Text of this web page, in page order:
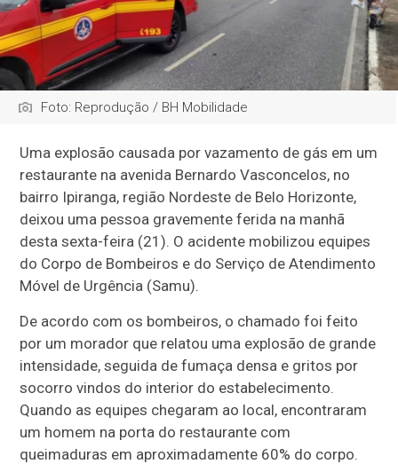
Foto: Reprodução / BH Mobilidade
Uma explosão causada por vazamento de gás em um
restaurante na avenida Bernardo Vasconcelos, no
bairro Ipiranga, região Nordeste de Belo Horizonte,
deixou uma pessoa gravemente ferida na manhã
desta sexta-feira (21). O acidente mobilizou equipes
do Corpo de Bombeiros e do Serviço de Atendimento
Móvel de Urgência (Samu).
De acordo com os bombeiros, o chamado foi feito
por um morador que relatou uma explosão de grande
intensidade, seguida de fumaça densa e gritos por
socorro vindos do interior do estabelecimento.
Quando as equipes chegaram ao local, encontraram
um homem na porta do restaurante com
queimaduras em aproximadamente 60% do corpo.